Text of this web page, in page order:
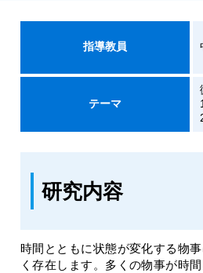
指導教員
テーマ
研究内容
時間とともに状態が変化する物
く存在します。多くの物事が時